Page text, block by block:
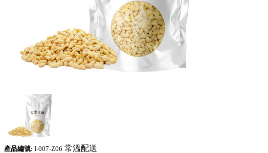
產品編號: I-007-Z06 常溫配送